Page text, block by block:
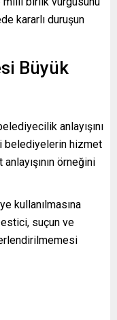
kararlı duruşun
Büyük
anlayışını
belediyelerin hizmet
örneğini
kullanılmasına
suçun ve